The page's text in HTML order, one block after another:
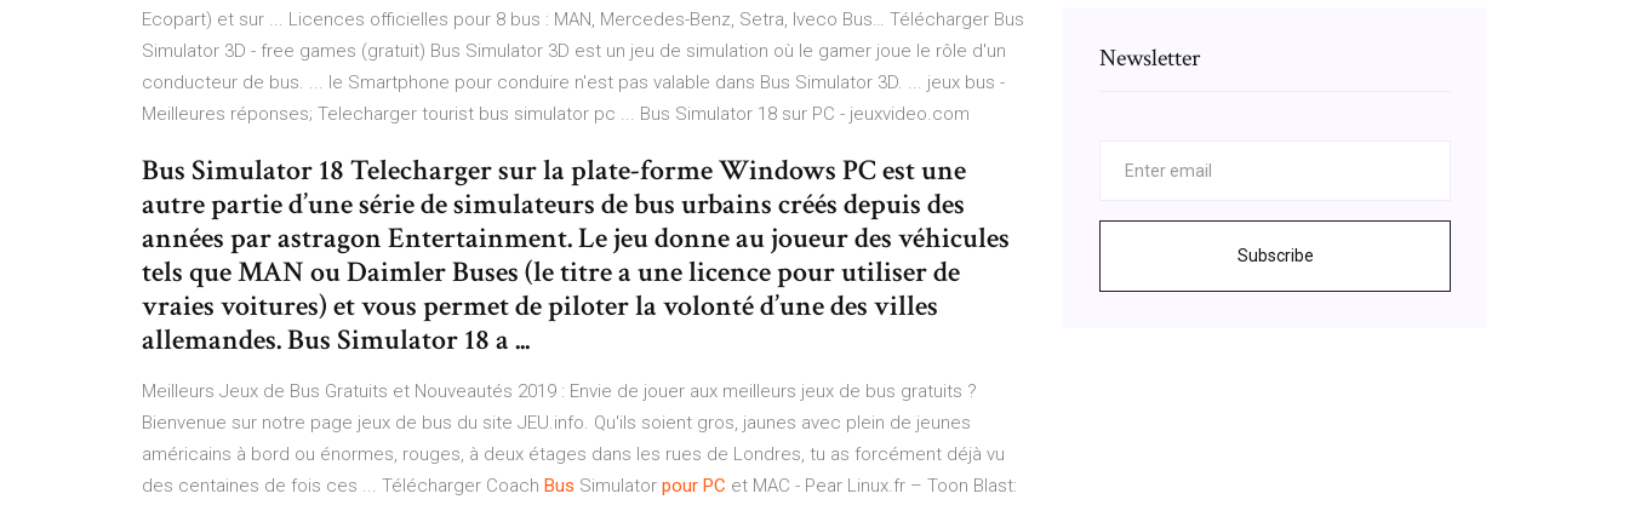
Ecopart) et sur ... Licences officielles pour 8 bus : MAN, Mercedes-Benz, Setra, Iveco Bus… Télécharger Bus
Simulator 3D - free games (gratuit) Bus Simulator 3D est un jeu de simulation où le gamer joue le rôle d'un
conducteur de bus. ... le Smartphone pour conduire n'est pas valable dans Bus Simulator 3D. ... jeux bus -
Meilleures réponses; Telecharger tourist bus simulator pc ... Bus Simulator 18 sur PC - jeuxvideo.com
Bus Simulator 18 Telecharger sur la plate-forme Windows PC est une
autre partie d’une série de simulateurs de bus urbains créés depuis des
années par astragon Entertainment. Le jeu donne au joueur des véhicules
tels que MAN ou Daimler Buses (le titre a une licence pour utiliser de
vraies voitures) et vous permet de piloter la volonté d’une des villes
allemandes. Bus Simulator 18 a ...
Meilleurs Jeux de Bus Gratuits et Nouveautés 2019 : Envie de jouer aux meilleurs jeux de bus gratuits ?
Bienvenue sur notre page jeux de bus du site JEU.info. Qu'ils soient gros, jaunes avec plein de jeunes
américains à bord ou énormes, rouges, à deux étages dans les rues de Londres, tu as forcément déjà vu
des centaines de fois ces ... Télécharger Coach Bus Simulator pour PC et MAC - Pear Linux.fr – Toon Blast:
Newsletter
Subscribe